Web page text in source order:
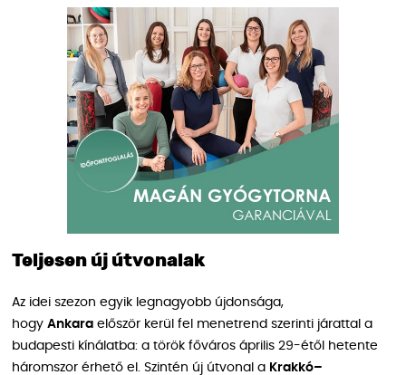
Teljesen új útvonalak
Az idei szezon egyik legnagyobb újdonsága,
hogy Ankara először kerül fel menetrend szerinti járattal a
budapesti kínálatba: a török főváros április 29-étől hetente
háromszor érhető el. Szintén új útvonal a Krakkó–